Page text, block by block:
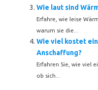
Wie laut sind
Erfahre, wie leise
warum sie die...
Wie viel kostet
Anschaffung?
Erfahren Sie, wie viel
ob sich...